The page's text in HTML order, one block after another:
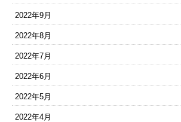
2022年9月
2022年8月
2022年7月
2022年6月
2022年5月
2022年4月